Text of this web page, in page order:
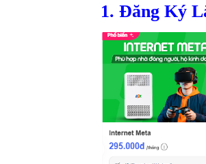
1. Đăng Ký